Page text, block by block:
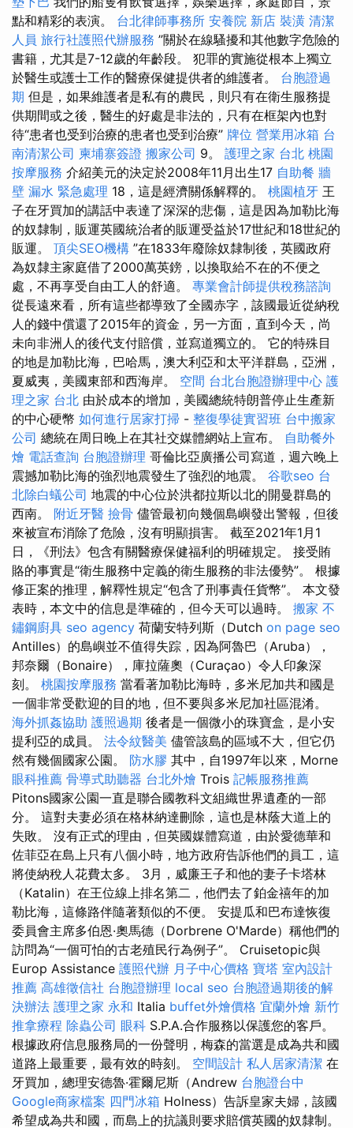
點和精彩的表演。 台北律師事務所 安養院 新店 裝潢 清潔
人員 旅行社護照代辦服務 ”關於在線騷擾和其他數字危險的
書籍，尤其是7-12歲的年齡段。 犯罪的實施從根本上獨立
於醫生或護士工作的醫療保健提供者的維護者。 台胞證過
期 但是，如果維護者是私有的農民，則只有在衛生服務提
供期間或之後，醫生的好處是非法的，只有在框架內也對
待“患者也受到治療的患者也受到治療” 牌位 營業用冰箱 台
南清潔公司 柬埔寨簽證 搬家公司 9。 護理之家 台北 桃園
按摩服務 介紹美元的決定於2008年11月出生17 自助餐 牆
壁 漏水 緊急處理 18，這是經濟關係解釋的。 桃園植牙 王
子在牙買加的講話中表達了深深的悲傷，這是因為加勒比海
的奴隸制，販運英國統治者的販運受益於17世紀和18世紀的
販運。 頂尖SEO機構 ”在1833年廢除奴隸制後，英國政府
為奴隸主家庭借了2000萬英鎊，以換取給不在的不便之
處，不再享受自由工人的舒適。 專業會計師提供稅務諮詢
從長遠來看，所有這些都導致了全國赤字，該國最近從納稅
人的錢中償還了2015年的資金，另一方面，直到今天，尚
未向非洲人的後代支付賠償，並寫道獨立的。 它的特殊目
的地是加勒比海，巴哈馬，澳大利亞和太平洋群島，亞洲，
夏威夷，美國東部和西海岸。 空間 台北台胞證辦理中心 護
理之家 台北 由於成本的增加，美國總統特朗普停止生產新
的中心硬幣 如何進行居家打掃 - 整復學徒實習班 台中搬家
公司 總統在周日晚上在其社交媒體網站上宣布。 自助餐外
燴 電話查詢 台胞證辦理 哥倫比亞廣播公司寫道，週六晚上
震撼加勒比海的強烈地震發生了強烈的地震。 谷歌seo 台
北除白蟻公司 地震的中心位於洪都拉斯以北的開曼群島的
西南。 附近牙醫 撿骨 儘管最初向幾個島嶼發出警報，但後
來被宣布消除了危險，沒有明顯損害。 截至2021年1月1
日，《刑法》包含有關醫療保健福利的明確規定。 接受賄
賂的事實是“衛生服務中定義的衛生服務的非法優勢”。 根據
修正案的推理，解釋性規定“包含了刑事責任貨幣”。 本文發
表時，本文中的信息是準確的，但今天可以過時。 搬家 不
鏽鋼廚具 seo agency 荷蘭安特列斯（Dutch on page seo
Antilles）的島嶼並不值得失踪，因為阿魯巴（Aruba），
邦奈爾（Bonaire），庫拉薩奧（Curaçao）令人印象深
刻。 桃園按摩服務 當看著加勒比海時，多米尼加共和國是
一個非常受歡迎的目的地，但不要與多米尼加社區混淆。
海外抓姦協助 護照過期 後者是一個微小的珠寶盒，是小安
提利亞的成員。 法令紋醫美 儘管該島的區域不大，但它仍
然有幾個國家公園。 防水膠 其中，自1997年以來，Morne
眼科推薦 骨導式助聽器 台北外燴 Trois 記帳服務推薦
Pitons國家公園一直是聯合國教科文組織世界遺產的一部
分。 這對夫妻必須在格林納達刪除，這也是林蔭大道上的
失敗。 沒有正式的理由，但英國媒體寫道，由於愛德華和
佐菲亞在島上只有八個小時，地方政府告訴他們的員工，這
將使納稅人花費太多。 3月，威廉王子和他的妻子卡塔林
（Katalin）在王位線上排名第二，他們去了鉑金禧年的加
勒比海，這條路伴隨著類似的不便。 安提瓜和巴布達恢復
委員會主席多伯恩·奧馬德（Dorbrene O'Marde）稱他們的
訪問為“一個可怕的古老殖民行為例子”。 Cruisetopic與
Europ Assistance 護照代辦 月子中心價格 寶塔 室內設計
推薦 高雄徵信社 台胞證辦理 local seo 台胞證過期後的解
決辦法 護理之家 永和 Italia buffet外燴價格 宜蘭外燴 新竹
推拿療程 除蟲公司 眼科 S.P.A.合作服務以保護您的客戶。
根據政府信息服務局的一份聲明，梅森的當選是成為共和國
道路上最重要，最有效的時刻。 空間設計 私人居家清潔 在
牙買加，總理安德魯·霍爾尼斯（Andrew 台胞證台中
Google商家檔案 四門冰箱 Holness）告訴皇家夫婦，該國
希望成為共和國，而島上的抗議則要求賠償英國的奴隸制。